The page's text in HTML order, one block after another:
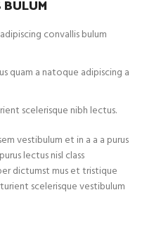
convallis bulum
quam a natoque adipiscing a
scelerisque nibh lectus.
vestibulum et in a a a purus
lectus nisl class
dictumst mus et tristique
scelerisque vestibulum